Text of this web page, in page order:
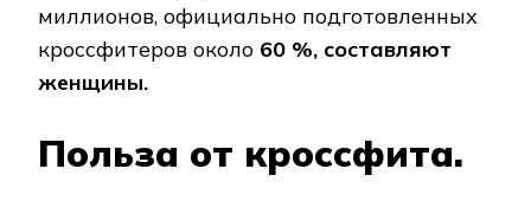
миллионов, официально подготовленных
кроссфитеров около 60 %, составляют
женщины.
Польза от кроссфита.